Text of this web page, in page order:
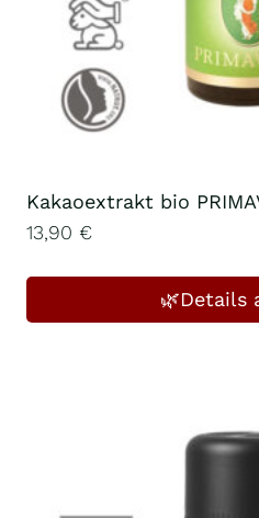
Kakaoextrakt bio
13,90 €
🌿Details